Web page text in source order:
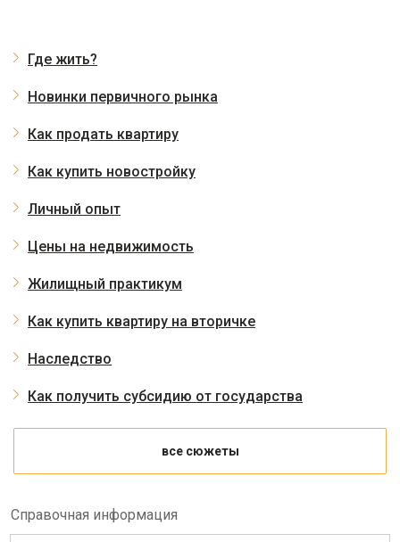
Где жить?
Новинки первичного рынка
Как продать квартиру
Как купить новостройку
Личный опыт
Цены на недвижимость
Жилищный практикум
Как купить квартиру на вторичке
Наследство
Как получить субсидию от государства
все сюжеты
Справочная информация